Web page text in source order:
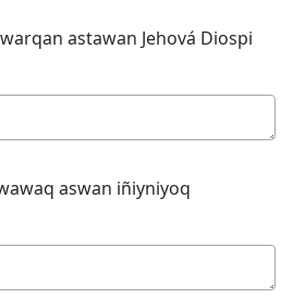
astawan Jehová Diospi
aswan iñiyniyoq